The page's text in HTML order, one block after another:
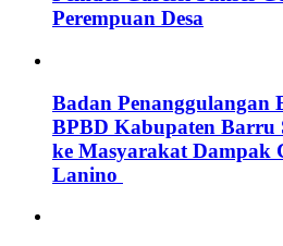
Perempuan Desa
Badan Penanggulangan
BPBD Kabupaten Barru
ke Masyarakat Dampak
Lanino